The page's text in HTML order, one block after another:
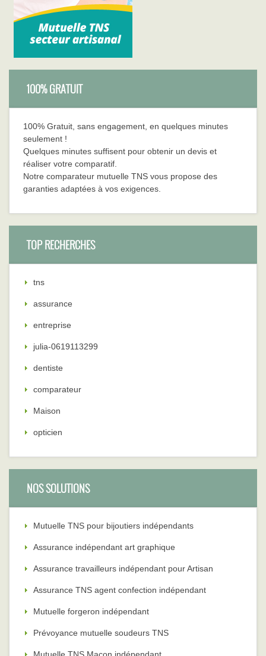
100% GRATUIT
100% Gratuit, sans engagement, en quelques minutes
seulement !
Quelques minutes suffisent pour obtenir un devis et
réaliser votre comparatif.
Notre comparateur mutuelle TNS vous propose des
garanties adaptées à vos exigences.
TOP RECHERCHES
tns
assurance
entreprise
julia-0619113299
dentiste
comparateur
Maison
opticien
NOS SOLUTIONS
Mutuelle TNS pour bijoutiers indépendants
Assurance indépendant art graphique
Assurance travailleurs indépendant pour Artisan
Assurance TNS agent confection indépendant
Mutuelle forgeron indépendant
Prévoyance mutuelle soudeurs TNS